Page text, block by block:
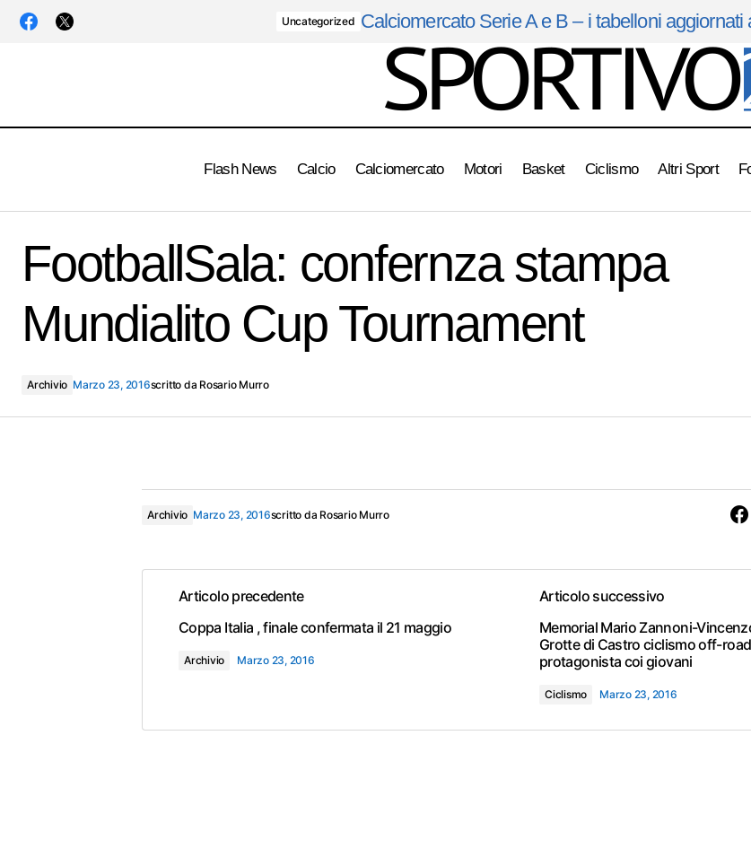
Uncategorized Calciomercato Serie A e B – i tabelloni aggiornati
Flash News Calcio Calciomercato Motori Basket Ciclismo Altri Sport
FootballSala: confernza stampa
Mundialito Cup Tournament
Archivio Marzo 23, 2016scritto da Rosario Murro
Archivio Marzo 23, 2016scritto da Rosario Murro
Articolo precedente
Coppa Italia , finale confermata il 21 maggio
Archivio Marzo 23, 2016
Articolo successivo
Memorial Mario Zannoni-
Grotte di Castro ciclismo off-road
protagonista coi giovani
Ciclismo Marzo 23, 2016